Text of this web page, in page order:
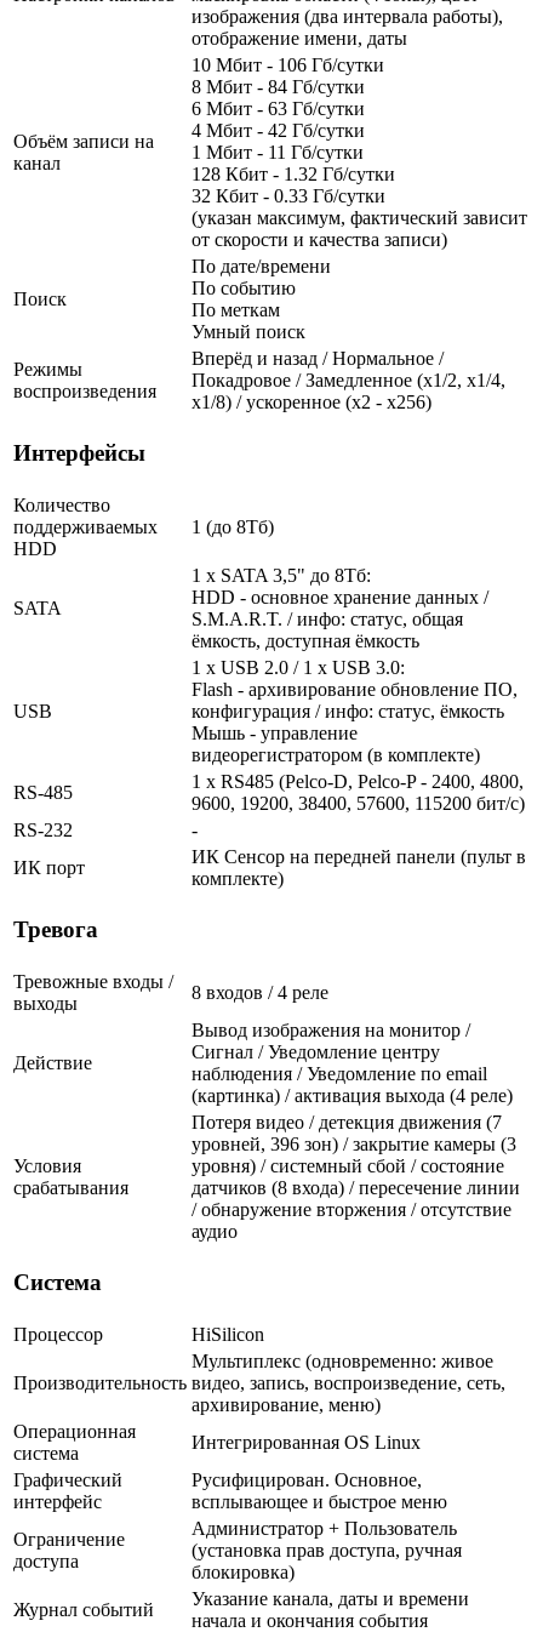
изображения (два интервала работы),
отображение имени, даты
Объём записи на
канал
10 Мбит - 106 Гб/сутки
8 Мбит - 84 Гб/сутки
6 Мбит - 63 Гб/сутки
4 Мбит - 42 Гб/сутки
1 Мбит - 11 Гб/сутки
128 Кбит - 1.32 Гб/сутки
32 Кбит - 0.33 Гб/сутки
(указан максимум, фактический зависит
от скорости и качества записи)
Поиск
По дате/времени
По событию
По меткам
Умный поиск
Режимы
воспроизведения
Вперёд и назад / Нормальное /
Покадровое / Замедленное (х1/2, х1/4,
х1/8) / ускоренное (х2 - х256)
Интерфейсы
Количество
поддерживаемых
HDD
1 (до 8Тб)
SATA
1 x SATA 3,5" до 8Тб:
HDD - основное хранение данных /
S.M.A.R.T. / инфо: статус, общая
ёмкость, доступная ёмкость
USB
1 x USB 2.0 / 1 x USB 3.0:
Flash - архивирование обновление ПО,
конфигурация / инфо: статус, ёмкость
Мышь - управление
видеорегистратором (в комплекте)
RS-485
1 x RS485 (Pelco-D, Pelco-P - 2400, 4800,
9600, 19200, 38400, 57600, 115200 бит/с)
RS-232
-
ИК порт
ИК Сенсор на передней панели (пульт в
комплекте)
Тревога
Тревожные входы /
выходы
8 входов / 4 реле
Действие
Вывод изображения на монитор /
Сигнал / Уведомление центру
наблюдения / Уведомление по email
(картинка) / активация выхода (4 реле)
Условия
срабатывания
Потеря видео / детекция движения (7
уровней, 396 зон) / закрытие камеры (3
уровня) / системный сбой / состояние
датчиков (8 входа) / пересечение линии
/ обнаружение вторжения / отсутствие
аудио
Система
Процессор HiSilicon
Производительность
Мультиплекс (одновременно: живое
видео, запись, воспроизведение, сеть,
архивирование, меню)
Операционная
система
Интегрированная OS Linux
Графический
интерфейс
Русифицирован. Основное,
всплывающее и быстрое меню
Ограничение
доступа
Администратор + Пользователь
(установка прав доступа, ручная
блокировка)
Журнал событий
Указание канала, даты и времени
начала и окончания события